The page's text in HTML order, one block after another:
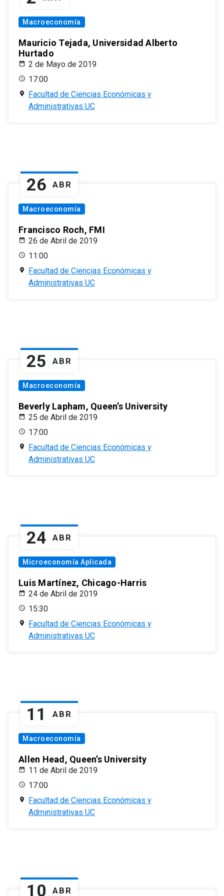
Macroeconomía
Mauricio Tejada, Universidad Alberto
Hurtado
2 de Mayo de 2019
17:00
Facultad de Ciencias Económicas y
Administrativas UC
26 ABR
Macroeconomía
Francisco Roch, FMI
26 de Abril de 2019
11:00
Facultad de Ciencias Económicas y
Administrativas UC
25 ABR
Macroeconomía
Beverly Lapham, Queen’s University
25 de Abril de 2019
17:00
Facultad de Ciencias Económicas y
Administrativas UC
24 ABR
Microeconomía Aplicada
Luis Martínez, Chicago-Harris
24 de Abril de 2019
15:30
Facultad de Ciencias Económicas y
Administrativas UC
11 ABR
Macroeconomía
Allen Head, Queen’s University
11 de Abril de 2019
17:00
Facultad de Ciencias Económicas y
Administrativas UC
10 ABR